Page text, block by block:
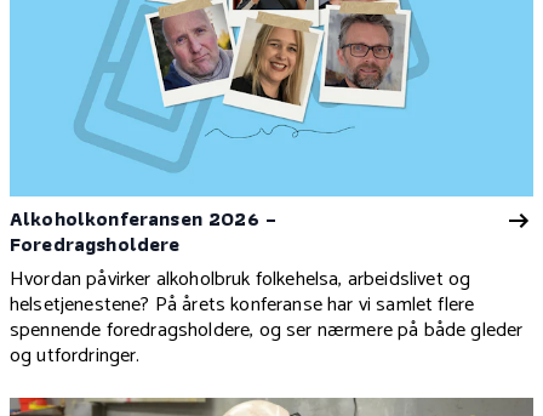
Alkoholkonferansen 2026 –
Foredragsholdere
Hvordan påvirker alkoholbruk folkehelsa, arbeidslivet og
helsetjenestene? På årets konferanse har vi samlet flere
spennende foredragsholdere, og ser nærmere på både gleder
og utfordringer.